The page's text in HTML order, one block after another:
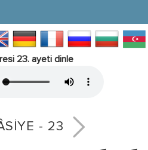
23. ayeti dinle
- 23